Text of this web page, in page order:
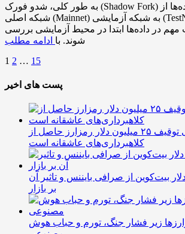
به طور کلی، شدو فورک (Shadow Fork) به منظور انتقال داده‌ها از
شبکه اصلی (Mainnet) به شبکه آزمایشی (TestNet) استفاده می‌شود
مهم در داده‌ها ابتدا در محیط آزمایشی بررسی
شوند. با ادامه مطلب
1 2 … 15
پست های اخیر
آمریکا در پی توقیف ۲۵ میلیون دلار رمزارز حاصل از
کلاهبرداری‌های عاشقانه است
دلار بیت‌کوین از صرافی بایننس و تاثیر آن
بر بازار
زیر فشار جنگ، تورم و حباب هوش